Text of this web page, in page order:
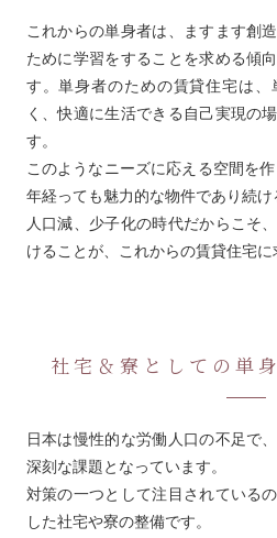
これからの単身者は、ますます創
ために学習をすることを求める傾
す。単身者のための賃貸住宅は
く、快適に生活できる自己実現の
す。
このようなニーズに応える空間を
年経っても魅力的な物件であり続け
人口減、少子化の時代だからこそ
けることが、これからの賃貸住宅に
社宅＆寮としての単
日本は慢性的な労働人口の不足で
深刻な課題となっています。
対策の一つとして注目されている
した社宅や寮の整備です。